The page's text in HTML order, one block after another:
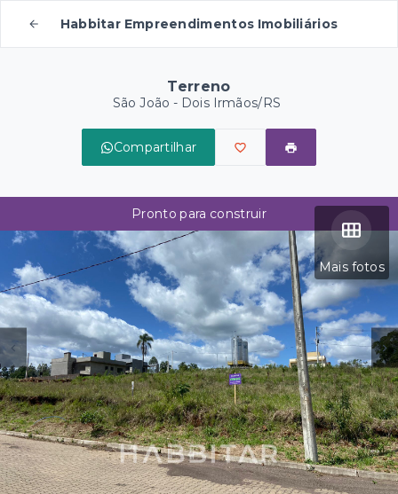
Habbitar Empreendimentos Imobiliários
Terreno
São João - Dois Irmãos/RS
Compartilhar
Mais fotos
Pronto para construir